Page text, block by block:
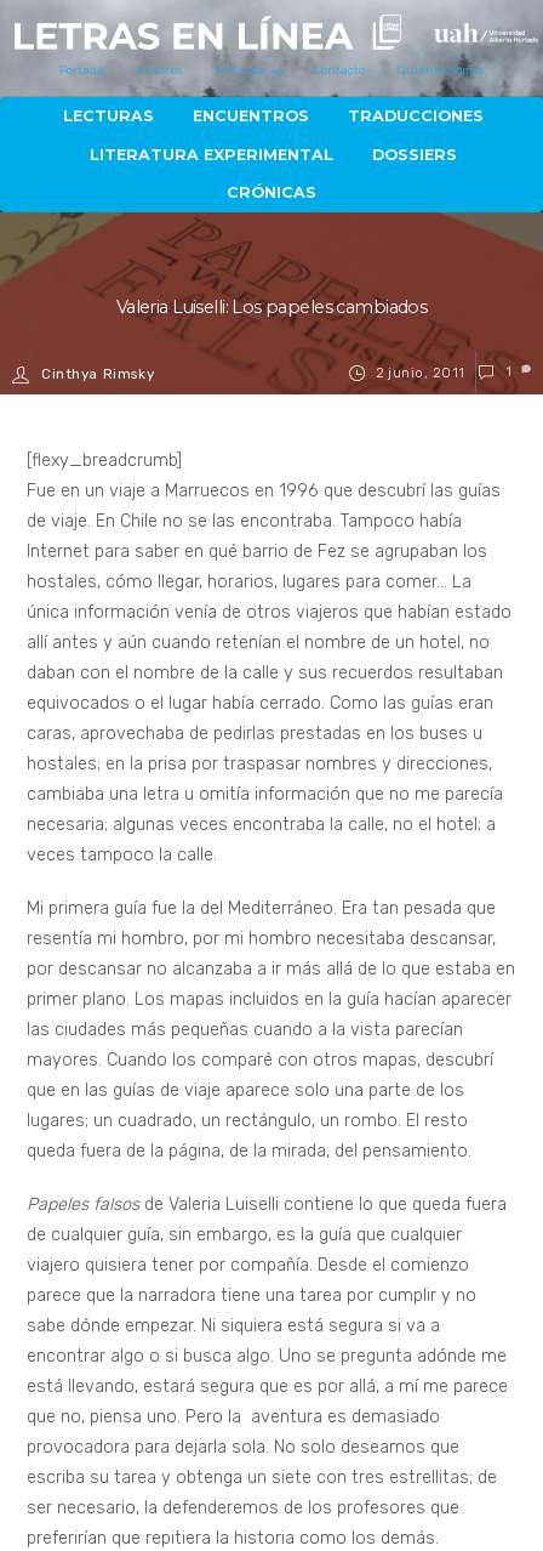
Portada Autores Artículos Contacto Quiénes Somos
LECTURAS ENCUENTROS TRADUCCIONES
LITERATURA EXPERIMENTAL DOSSIERS
CRÓNICAS
2 junio, 2011
Valeria Luiselli: Los papeles cambiados
Cinthya Rimsky 1
[flexy_breadcrumb]
Fue en un viaje a Marruecos en 1996 que descubrí las guías
de viaje. En Chile no se las encontraba. Tampoco había
Internet para saber en qué barrio de Fez se agrupaban los
hostales, cómo llegar, horarios, lugares para comer… La
única información venía de otros viajeros que habían estado
allí antes y aún cuando retenían el nombre de un hotel, no
daban con el nombre de la calle y sus recuerdos resultaban
equivocados o el lugar había cerrado. Como las guías eran
caras, aprovechaba de pedirlas prestadas en los buses u
hostales; en la prisa por traspasar nombres y direcciones,
cambiaba una letra u omitía información que no me parecía
necesaria; algunas veces encontraba la calle, no el hotel; a
veces tampoco la calle.
Mi primera guía fue la del Mediterráneo. Era tan pesada que
resentía mi hombro, por mi hombro necesitaba descansar,
por descansar no alcanzaba a ir más allá de lo que estaba en
primer plano. Los mapas incluidos en la guía hacían aparecer
las ciudades más pequeñas cuando a la vista parecían
mayores. Cuando los comparé con otros mapas, descubrí
que en las guías de viaje aparece solo una parte de los
lugares; un cuadrado, un rectángulo, un rombo. El resto
queda fuera de la página, de la mirada, del pensamiento.
Papeles falsosde Valeria Luiselli contiene lo que queda fuera
de cualquier guía, sin embargo, es la guía que cualquier
viajero quisiera tener por compañía. Desde el comienzo
parece que la narradora tiene una tarea por cumplir y no
sabe dónde empezar. Ni siquiera está segura si va a
encontrar algo o si busca algo. Uno se pregunta adónde me
está llevando, estará segura que es por allá, a mí me parece
que no, piensa uno. Pero la aventura es demasiado
provocadora para dejarla sola. No solo deseamos que
escriba su tarea y obtenga un siete con tres estrellitas; de
ser necesario, la defenderemos de los profesores que
preferirían que repitiera la historia como los demás.